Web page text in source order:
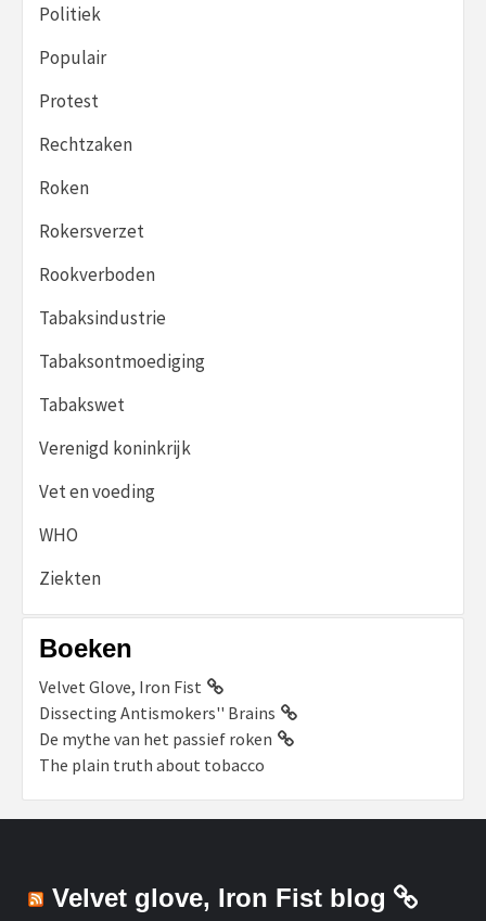
Politiek
Populair
Protest
Rechtzaken
Roken
Rokersverzet
Rookverboden
Tabaksindustrie
Tabaksontmoediging
Tabakswet
Verenigd koninkrijk
Vet en voeding
WHO
Ziekten
Boeken
Velvet Glove, Iron Fist
Dissecting Antismokers'' Brains
De mythe van het passief roken
The plain truth about tobacco
Velvet glove, Iron Fist blog